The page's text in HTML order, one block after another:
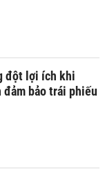
đột lợi ích khi
đảm bảo trái phiếu